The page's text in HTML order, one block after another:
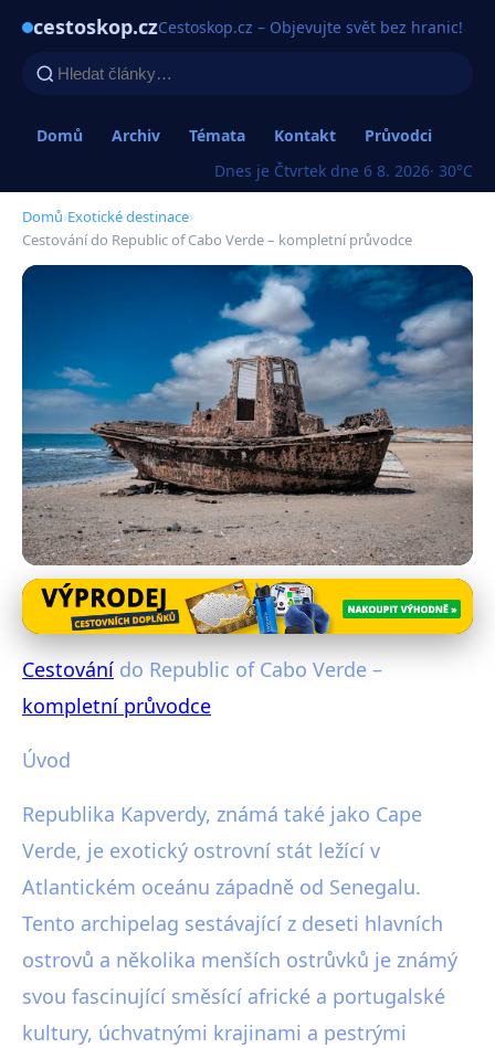
cestoskop.czCestoskop.cz – Objevujte svět bez hranic!
Domů Archiv Témata Kontakt
Průvodci
Dnes je Čtvrtek dne 6 8. 2026· 30°C
Domů›Exotické destinace›
Cestování do Republic of Cabo Verde – kompletní průvodce
Exotické destinace
Cestování do Republic of Cabo
Verde – kompletní průvodce
Cestování do Republic of Cabo Verde –
kompletní průvodce
Úvod
Republika Kapverdy, známá také jako Cape
Verde, je exotický ostrovní stát ležící v
Atlantickém oceánu západně od Senegalu.
Tento archipelag sestávající z deseti hlavních
ostrovů a několika menších ostrůvků je známý
svou fascinující směsící africké a portugalské
kultury, úchvatnými krajinami a pestrými